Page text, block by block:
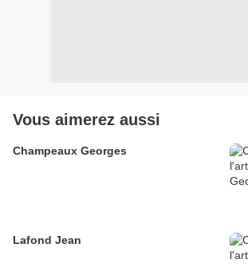
Vous aimerez aussi
Champeaux Georges
Lafond Jean